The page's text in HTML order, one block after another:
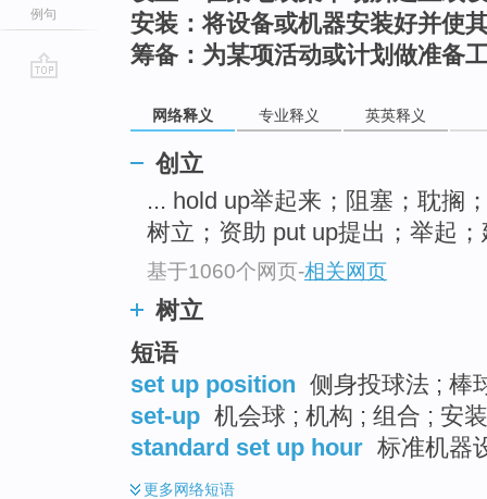
例句
安装：将设备或机器安装好并使
筹备：为某项活动或计划做准备
网络释义 专业释义 英英释义
创立
... hold up举起来；阻塞；耽搁
树立；资助 put up提出；举起
基于1060个网页-相关网页
树立
短语
set up position 侧身投球法 ; 棒
set-up 机会球 ; 机构 ; 组合 ; 安装
standard set up hour 标准机器
更多网络短语